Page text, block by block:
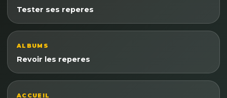
Tester ses reperes
ALBUMS
Revoir les reperes
ACCUEIL